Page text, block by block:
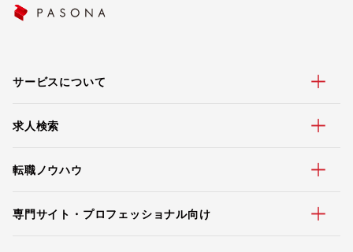
サービスについて
求人検索
転職ノウハウ
専門サイト・プロフェッショナル向け